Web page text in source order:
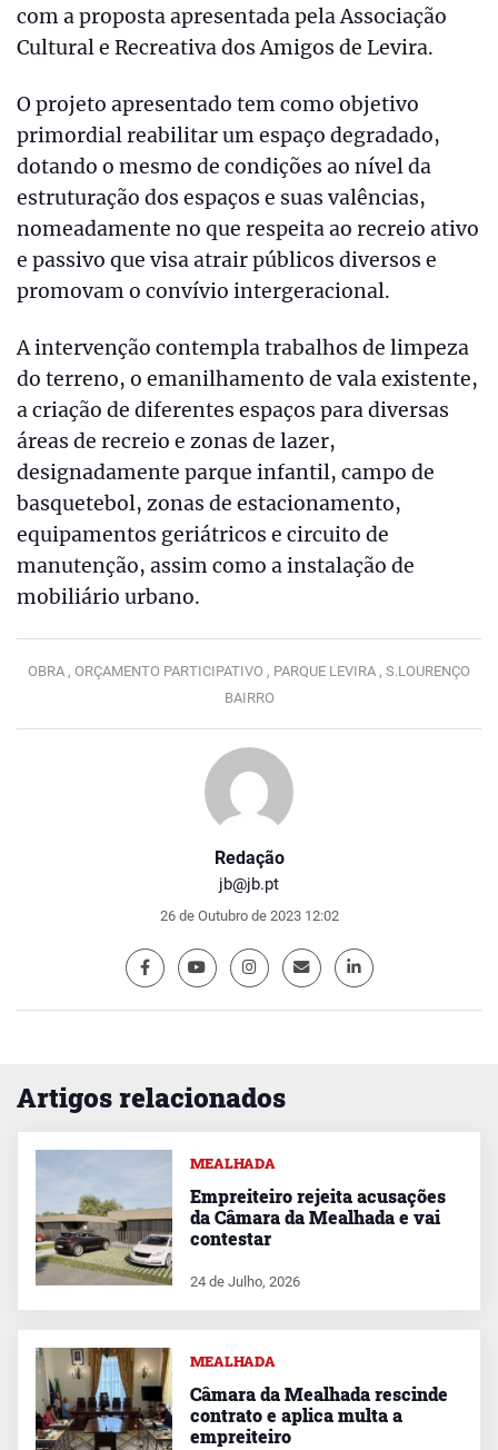
Redação
jb@jb.pt
26 de Outubro de 2023 12:02
com a proposta apresentada pela Associação
Cultural e Recreativa dos Amigos de Levira.
O projeto apresentado tem como objetivo
primordial reabilitar um espaço degradado,
dotando o mesmo de condições ao nível da
estruturação dos espaços e suas valências,
nomeadamente no que respeita ao recreio ativo
e passivo que visa atrair públicos diversos e
promovam o convívio intergeracional.
A intervenção contempla trabalhos de limpeza
do terreno, o emanilhamento de vala existente,
a criação de diferentes espaços para diversas
áreas de recreio e zonas de lazer,
designadamente parque infantil, campo de
basquetebol, zonas de estacionamento,
equipamentos geriátricos e circuito de
manutenção, assim como a instalação de
mobiliário urbano.
OBRA , ORÇAMENTO PARTICIPATIVO , PARQUE LEVIRA , S.LOURENÇO
BAIRRO
Artigos relacionados
MEALHADA
Empreiteiro rejeita acusações
da Câmara da Mealhada e vai
contestar
24 de Julho, 2026
MEALHADA
Câmara da Mealhada rescinde
contrato e aplica multa a
empreiteiro